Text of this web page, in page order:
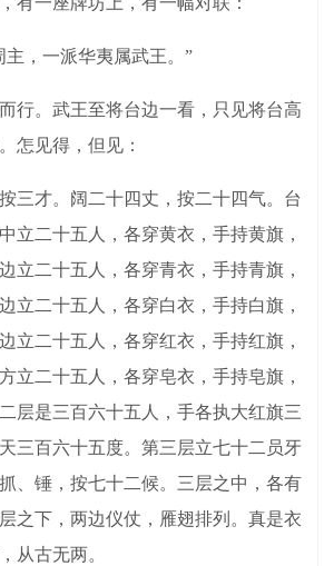
，一派华夷属武王。”
。武王至将台边一看，只见将台高
怎见得，但见：
才。阔二十四丈，按二十四气。台
立二十五人，各穿黄衣，手持黄旗，
立二十五人，各穿青衣，手持青旗，
立二十五人，各穿白衣，手持白旗，
立二十五人，各穿红衣，手持红旗，
立二十五人，各穿皂衣，手持皂旗，
层是三百六十五人，手各执大红旗三
三百六十五度。第三层立七十二员牙
、锤，按七十二候。三层之中，各有
之下，两边仪仗，雁翅排列。真是衣
从古无两。